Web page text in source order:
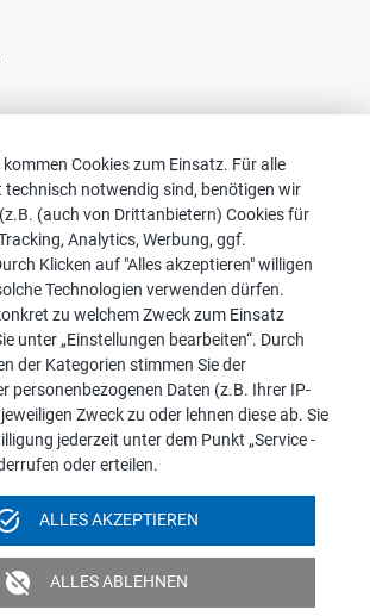
Cookies zum Einsatz. Für alle
technisch notwendig sind, benötigen wir
(auch von Drittanbietern) Cookies für
Analytics, Werbung, ggf.
Klicken auf "Alles akzeptieren" willigen
Technologien verwenden dürfen.
zu welchem Zweck zum Einsatz
unter „Einstellungen bearbeiten“. Durch
der Kategorien stimmen Sie der
personenbezogenen Daten (z.B. Ihrer IP-
Zweck zu oder lehnen diese ab. Sie
jederzeit unter dem Punkt „Service -
oder erteilen.
ALLES AKZEPTIEREN
unpublished ALLES ABLEHNEN
Lesbarkeit wird die männliche
Substantiven und
Dies impliziert jedoch keine
soll im Sinne der sprachlichen
geschlechtsneutral zu verstehen sein.
Politik & Verpflichtungserklärung